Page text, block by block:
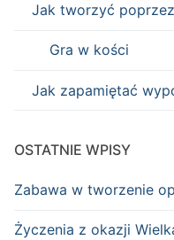
Jak tworzyć
Gra w kości
Jak zapamiętać
OSTATNIE WPISY
Zabawa w tworzenie
Życzenia z okazji